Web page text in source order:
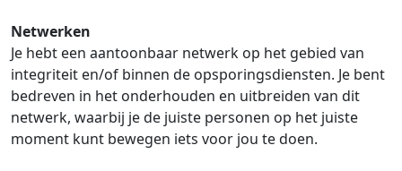
Netwerken
Je hebt een aantoonbaar netwerk op het gebied van
integriteit en/of binnen de opsporingsdiensten. Je bent
bedreven in het onderhouden en uitbreiden van dit
netwerk, waarbij je de juiste personen op het juiste
moment kunt bewegen iets voor jou te doen.